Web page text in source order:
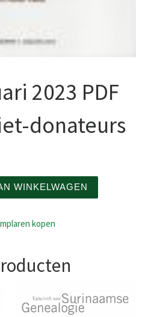
2023 PDF
donateurs
WINKELWAGEN
kopen